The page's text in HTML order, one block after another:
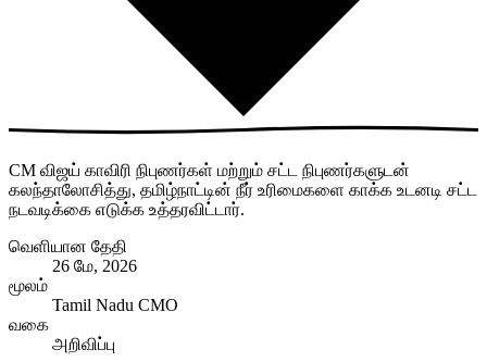
CM விஜய் காவிரி நிபுணர்கள் மற்றும் சட்ட நிபுணர்களுடன்
கலந்தாலோசித்து, தமிழ்நாட்டின் நீர் உரிமைகளை காக்க உடனடி சட்ட
நடவடிக்கை எடுக்க உத்தரவிட்டார்.
வெளியான தேதி
26 மே, 2026
மூலம்
Tamil Nadu CMO
வகை
அறிவிப்பு